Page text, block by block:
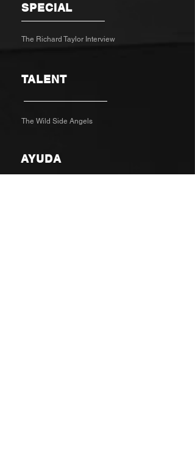
SPECIAL
The Richard Taylor Interview
TALENT
The Wild Side Angels
AYUDA